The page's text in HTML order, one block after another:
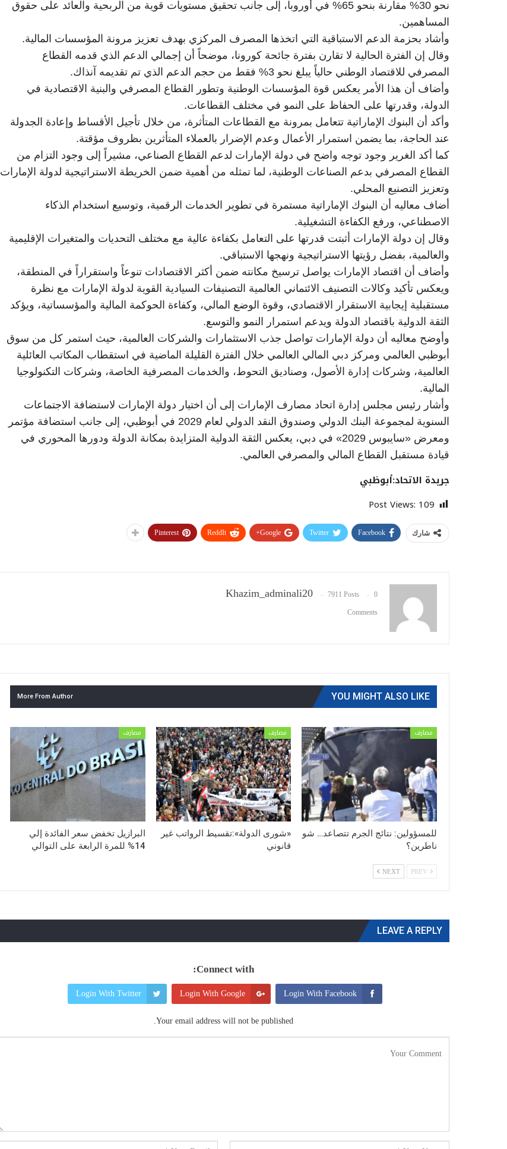
نحو 30% مقارنة بنحو 65% في أوروبا، إلى جانب تحقيق مستويات قوية من الربحية والعائد على حقوق
المساهمين.
وأشاد بحزمة الدعم الاستباقية التي اتخذها المصرف المركزي بهدف تعزيز مرونة المؤسسات المالية.
وقال إن الفترة الحالية لا تقارن بفترة جائحة كورونا، موضحاً أن إجمالي الدعم الذي قدمه القطاع
المصرفي للاقتصاد الوطني حالياً يبلغ نحو 3% فقط من حجم الدعم الذي تم تقديمه آنذاك.
وأضاف أن هذا الأمر يعكس قوة المؤسسات الوطنية وتطور القطاع المصرفي والبنية الاقتصادية في
الدولة، وقدرتها على الحفاظ على النمو في مختلف القطاعات.
وأكد أن البنوك الإماراتية تتعامل بمرونة مع القطاعات المتأثرة، من خلال تأجيل الأقساط وإعادة الجدولة
عند الحاجة، بما يضمن استمرار الأعمال وعدم الإضرار بالعملاء المتأثرين بظروف مؤقتة.
كما أكد الغرير وجود توجه واضح في دولة الإمارات لدعم القطاع الصناعي، مشيراً إلى وجود التزام من
القطاع المصرفي بدعم الصناعات الوطنية، لما تمثله من أهمية ضمن الخريطة الاستراتيجية لدولة الإمارات
وتعزيز التصنيع المحلي.
أضاف معاليه أن البنوك الإماراتية مستمرة في تطوير الخدمات الرقمية، وتوسيع استخدام الذكاء
الاصطناعي، ورفع الكفاءة التشغيلية.
وقال إن دولة الإمارات أثبتت قدرتها على التعامل بكفاءة عالية مع مختلف التحديات والمتغيرات الإقليمية
والعالمية، بفضل رؤيتها الاستراتيجية ونهجها الاستباقي.
وأضاف أن اقتصاد الإمارات يواصل ترسيخ مكانته ضمن أكثر الاقتصادات تنوعاً واستقراراً في المنطقة،
ويعكس تأكيد وكالات التصنيف الائتماني العالمية التصنيفات السيادية القوية لدولة الإمارات مع نظرة
مستقبلية إيجابية الاستقرار الاقتصادي، وقوة الوضع المالي، وكفاءة الحوكمة المالية والمؤسساتية، ويؤكد
الثقة الدولية باقتصاد الدولة ويدعم استمرار النمو والتوسع.
وأوضح معاليه أن دولة الإمارات تواصل جذب الاستثمارات والشركات العالمية، حيث استمر كل من سوق
أبوظبي العالمي ومركز دبي المالي العالمي خلال الفترة القليلة الماضية في استقطاب المكاتب العائلية
العالمية، وشركات إدارة الأصول، وصناديق التحوط، والخدمات المصرفية الخاصة، وشركات التكنولوجيا
المالية.
وأشار رئيس مجلس إدارة اتحاد مصارف الإمارات إلى أن اختيار دولة الإمارات لاستضافة الاجتماعات
السنوية لمجموعة البنك الدولي وصندوق النقد الدولي لعام 2029 في أبوظبي، إلى جانب استضافة مؤتمر
ومعرض «سايبوس 2029» في دبي، يعكس الثقة الدولية المتزايدة بمكانة الدولة ودورها المحوري في
قيادة مستقبل القطاع المالي والمصرفي العالمي.
جريدة الاتحاد:أبوظبي
Post Views: 109
شارك Facebook
Twitter
Google+
ReddIt
Pinterest
Khazim_adminali20 7911 Posts 0
Comments
YOU MIGHT ALSO LIKE
More From Author
مصارف
للمسؤولين: نتائج الجرم تتصاعد… شو
ناطرين؟
مصارف
«شورى الدولة»:تقسيط الرواتب غير
قانوني
مصارف
البرازيل تخفض سعر الفائدة إلي
14% للمرة الرابعة على التوالي
NEXT
LEAVE A REPLY
Connect with:
Login With Facebook
Login With Google
Login With Twitter
Your email address will not be published.